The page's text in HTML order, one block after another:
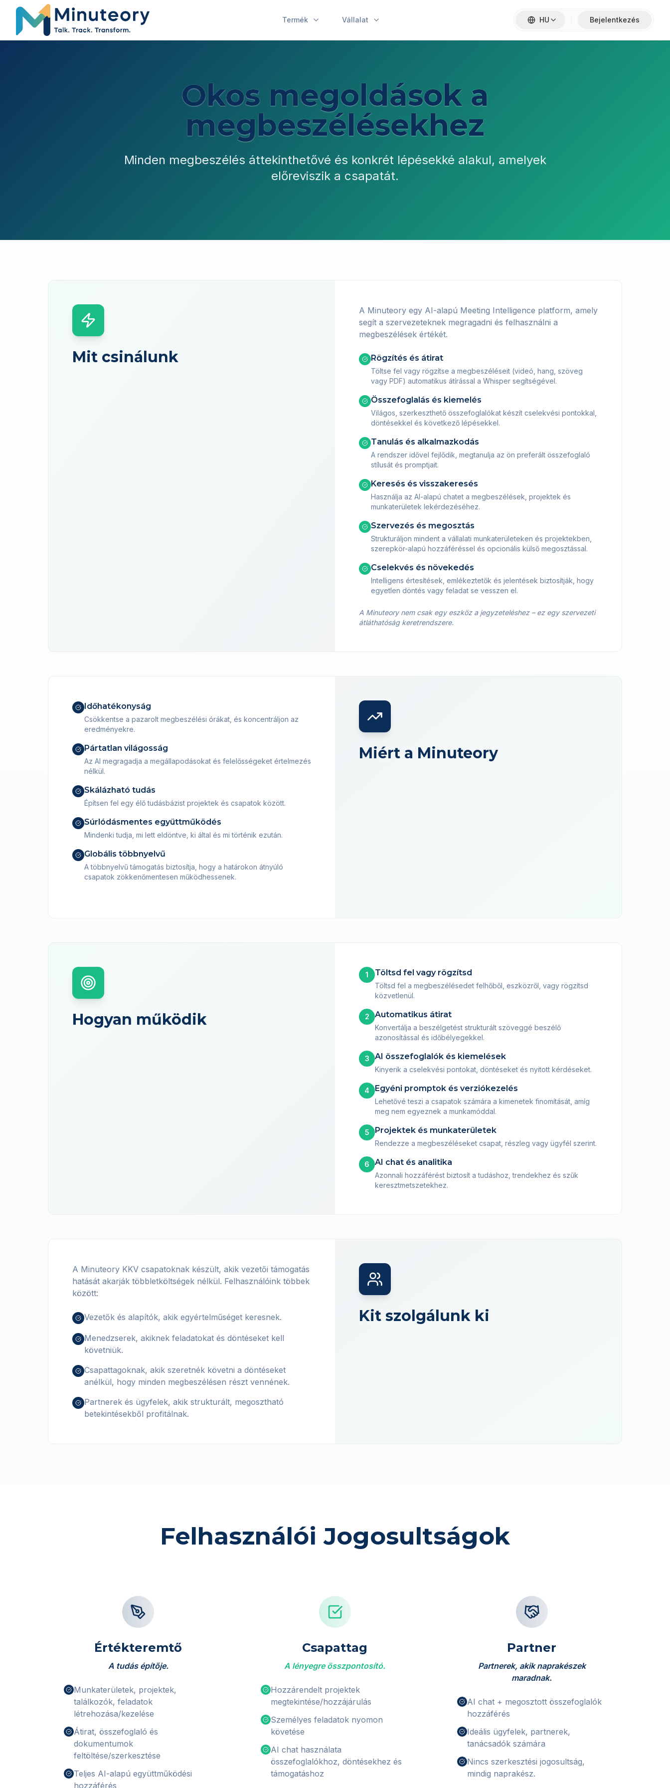
Termék Vállalat HU Bejelentkezés
Okos megoldások a
megbeszélésekhez
Minden megbeszélés áttekinthetővé és konkrét lépésekké alakul, amelyek
előreviszik a csapatát.
Mit csinálunk
A Minuteory egy AI-alapú Meeting Intelligence platform, amely
segít a szervezeteknek megragadni és felhasználni a
megbeszélések értékét.
Rögzítés és átirat
Töltse fel vagy rögzítse a megbeszéléseit (videó, hang, szöveg
vagy PDF) automatikus átírással a Whisper segítségével.
Összefoglalás és kiemelés
Világos, szerkeszthető összefoglalókat készít cselekvési pontokkal,
döntésekkel és következő lépésekkel.
Tanulás és alkalmazkodás
A rendszer idővel fejlődik, megtanulja az ön preferált összefoglaló
stílusát és promptjait.
Keresés és visszakeresés
Használja az AI-alapú chatet a megbeszélések, projektek és
munkaterületek lekérdezéséhez.
Szervezés és megosztás
Strukturáljon mindent a vállalati munkaterületeken és projektekben,
szerepkör-alapú hozzáféréssel és opcionális külső megosztással.
Cselekvés és növekedés
Intelligens értesítések, emlékeztetők és jelentések biztosítják, hogy
egyetlen döntés vagy feladat se vesszen el.
A Minuteory nem csak egy eszköz a jegyzeteléshez – ez egy szervezeti
átláthatóság keretrendszere.
Miért a Minuteory
Időhatékonyság
Csökkentse a pazarolt megbeszélési órákat, és koncentráljon az
eredményekre.
Pártatlan világosság
Az AI megragadja a megállapodásokat és felelősségeket értelmezés
nélkül.
Skálázható tudás
Építsen fel egy élő tudásbázist projektek és csapatok között.
Súrlódásmentes együttműködés
Mindenki tudja, mi lett eldöntve, ki által és mi történik ezután.
Globális többnyelvű
A többnyelvű támogatás biztosítja, hogy a határokon átnyúló
csapatok zökkenőmentesen működhessenek.
Hogyan működik
1 Töltsd fel vagy rögzítsd
Töltsd fel a megbeszélésedet felhőből, eszközről, vagy rögzítsd
közvetlenül.
2 Automatikus átirat
Konvertálja a beszélgetést strukturált szöveggé beszélő
azonosítással és időbélyegekkel.
3 AI összefoglalók és kiemelések
Kinyerik a cselekvési pontokat, döntéseket és nyitott kérdéseket.
4 Egyéni promptok és verziókezelés
Lehetővé teszi a csapatok számára a kimenetek finomítását, amíg
meg nem egyeznek a munkamóddal.
5 Projektek és munkaterületek
Rendezze a megbeszéléseket csapat, részleg vagy ügyfél szerint.
6 AI chat és analitika
Azonnali hozzáférést biztosít a tudáshoz, trendekhez és szűk
keresztmetszetekhez.
Kit szolgálunk ki
A Minuteory KKV csapatoknak készült, akik vezetői támogatás
hatását akarják többletköltségek nélkül. Felhasználóink többek
között:
Vezetők és alapítók, akik egyértelműséget keresnek.
Menedzserek, akiknek feladatokat és döntéseket kell
követniük.
Csapattagoknak, akik szeretnék követni a döntéseket
anélkül, hogy minden megbeszélésen részt vennének.
Partnerek és ügyfelek, akik strukturált, megosztható
betekintésekből profitálnak.
Felhasználói Jogosultságok
Értékteremtő
A tudás építője.
Munkaterületek, projektek,
találkozók, feladatok
létrehozása/kezelése
Átirat, összefoglaló és
dokumentumok
feltöltése/szerkesztése
Teljes AI-alapú együttműködési
hozzáférés
Csapattag
A lényegre összpontosító.
Hozzárendelt projektek
megtekintése/hozzájárulás
Személyes feladatok nyomon
követése
AI chat használata
összefoglalókhoz, döntésekhez és
támogatáshoz
Partner
Partnerek, akik naprakészek
maradnak.
AI chat + megosztott összefoglalók
hozzáférés
Ideális ügyfelek, partnerek,
tanácsadók számára
Nincs szerkesztési jogosultság,
mindig naprakész.